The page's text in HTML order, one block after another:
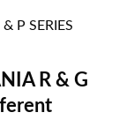
R & G